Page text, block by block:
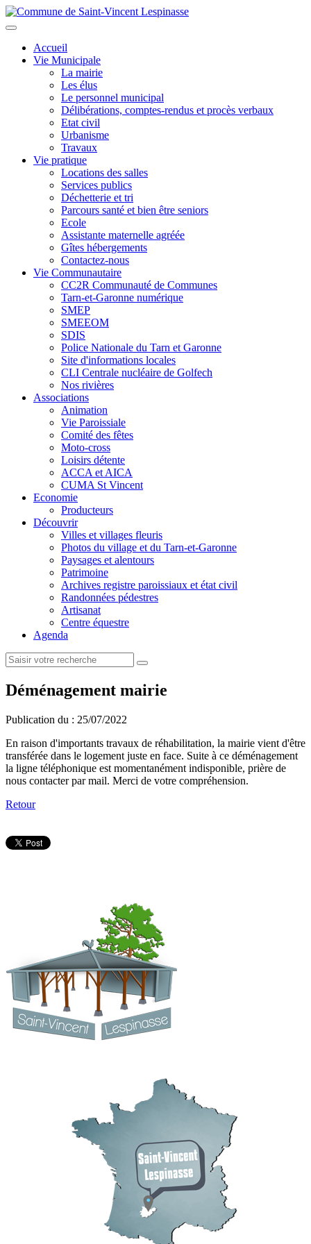
Aller
au
principal
Toggle
navigationAccueil
Vie Municipale
La mairie
Les élus
Le personnel municipal
Délibérations, comptes-rendus et procès verbaux
Etat civil
Urbanisme
Travaux
Vie pratique
Locations des salles
Services publics
Déchetterie et tri
Parcours santé et bien être seniors
Ecole
Assistante maternelle agréée
Gîtes hébergements
Contactez-nous
Vie Communautaire
CC2R Communauté de Communes
Tarn-et-Garonne numérique
SMEP
SMEEOM
SDIS
Police Nationale du Tarn et Garonne
Site d'informations locales
CLI Centrale nucléaire de Golfech
Nos rivières
Associations
Animation
Vie Paroissiale
Comité des fêtes
Moto-cross
Loisirs détente
ACCA et AICA
CUMA St Vincent
Economie
Producteurs
Découvrir
Villes et villages fleuris
Photos du village et du Tarn-et-Garonne
Paysages et alentours
Patrimoine
Archives registre paroissiaux et état civil
Randonnées pédestres
Artisanat
Centre équestre
Agenda
Déménagement mairie
Publication du : 25/07/2022
En raison d'importants travaux de réhabilitation, la mairie vient d'être
transférée dans le logement juste en face. Suite à ce déménagement
la ligne téléphonique est momentanément indisponible, prière de
nous contacter par mail. Merci de votre compréhension.
Retour